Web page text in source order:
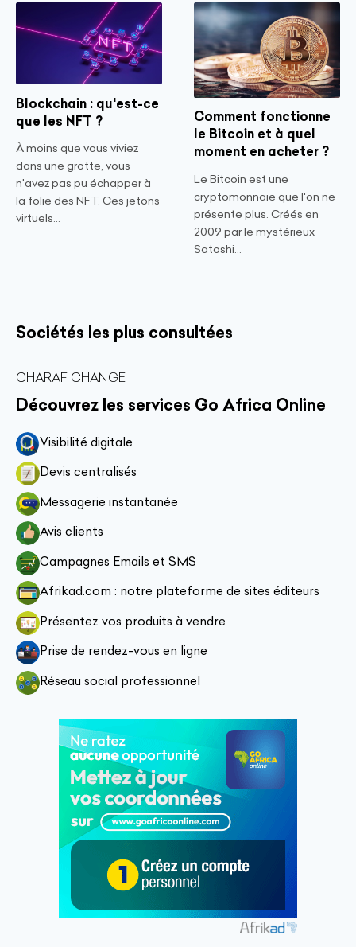
Blockchain : qu'est-ce
que les NFT ?
À moins que vous viviez
dans une grotte, vous
n'avez pas pu échapper à
la folie des NFT. Ces jetons
virtuels...
Comment fonctionne
le Bitcoin et à quel
moment en acheter ?
Le Bitcoin est une
cryptomonnaie que l'on ne
présente plus. Créés en
2009 par le mystérieux
Satoshi...
Sociétés les plus consultées
CHARAF CHANGE
Découvrez les services Go Africa Online
Visibilité digitale
Devis centralisés
Messagerie instantanée
Avis clients
Campagnes Emails et SMS
Afrikad.com : notre plateforme de sites éditeurs
Présentez vos produits à vendre
Prise de rendez-vous en ligne
Réseau social professionnel